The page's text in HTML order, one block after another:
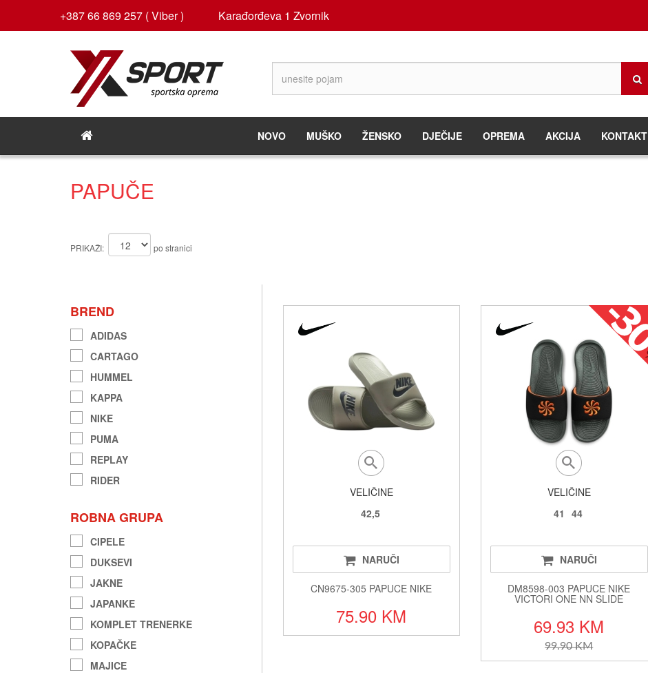
+387 66 869 257 ( Viber ) Karađorđeva 1 Zvornik
NOVO MUŠKO ŽENSKO DJEČIJE OPREMA AKCIJA KONTAKT
PAPUČE
PRIKAŽI: po stranici
BREND
ADIDAS
CARTAGO
HUMMEL
KAPPA
NIKE
PUMA
REPLAY
RIDER
ROBNA GRUPA
CIPELE
DUKSEVI
JAKNE
JAPANKE
KOMPLET TRENERKE
KOPAČKE
MAJICE
VELIČINE
42,5
NARUČI
CN9675-305 PAPUCE NIKE
75.90 KM
VELIČINE
41
44
NARUČI
DM8598-003 PAPUCE NIKE
VICTORI ONE NN SLIDE
69.93 KM
99.90 KM